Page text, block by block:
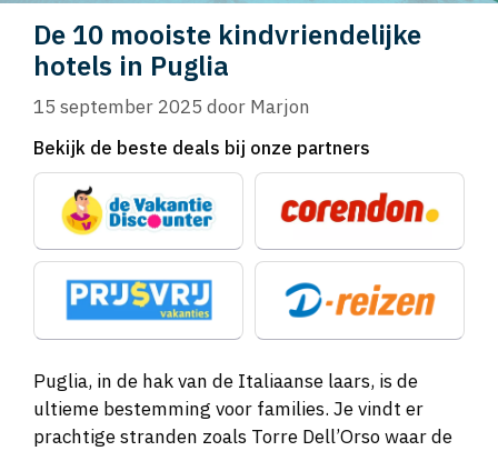
De 10 mooiste kindvriendelijke
hotels in Puglia
15 september 2025 door Marjon
Bekijk de beste deals bij onze partners
Puglia, in de hak van de Italiaanse laars, is de
ultieme bestemming voor families. Je vindt er
prachtige stranden zoals Torre Dell’Orso waar de